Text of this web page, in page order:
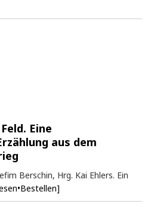
Eine
aus dem
Berschin, Hrg. Kai Ehlers. Ein